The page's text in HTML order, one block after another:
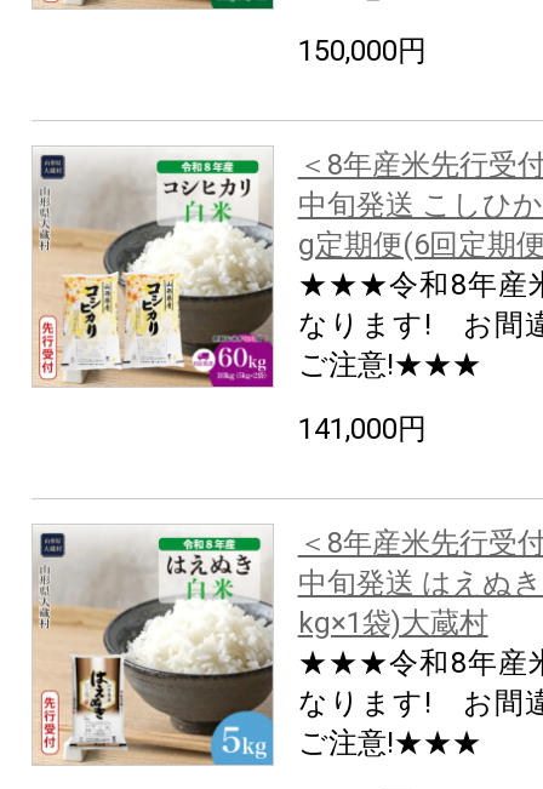
150,000円
＜8年産米先行受
中旬発送 こしひ
g定期便(6回定期
★★★令和8年産
なります! お間
ご注意!★★★
141,000円
＜8年産米先行受
中旬発送 はえぬ
kg×1袋)大蔵村
★★★令和8年産
なります! お間
ご注意!★★★